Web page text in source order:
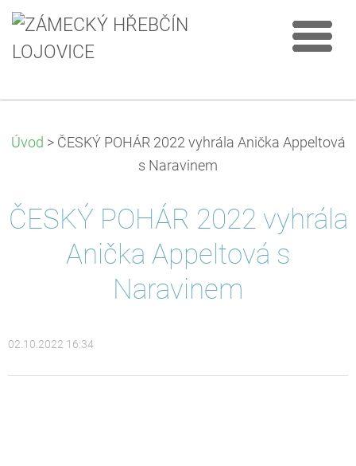
Úvod > ČESKÝ POHÁR 2022 vyhrála Anička Appeltová
s Naravinem
ČESKÝ POHÁR 2022 vyhrála
Anička Appeltová s
Naravinem
02.10.2022 16:34